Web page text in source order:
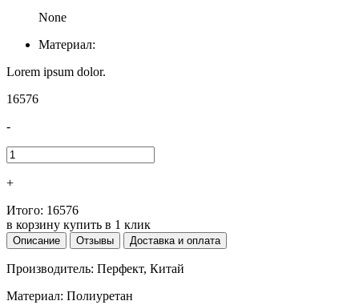
None
Материал:
Lorem ipsum dolor.
16576
-
+
Итого: 16576
в корзину купить в 1 клик
Описание Отзывы Доставка и оплата
Производитель: Перфект, Китай
Материал: Полиуретан